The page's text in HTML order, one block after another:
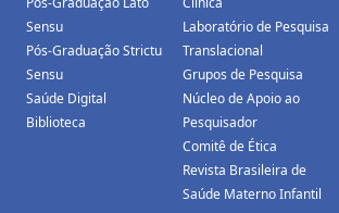
Sensu
Pós-Graduação Strictu
Sensu
Saúde Digital
Biblioteca
Laboratório de Pesquisa
Translacional
Grupos de Pesquisa
Núcleo de Apoio ao
Pesquisador
Comitê de Ética
Revista Brasileira de
Saúde Materno Infantil